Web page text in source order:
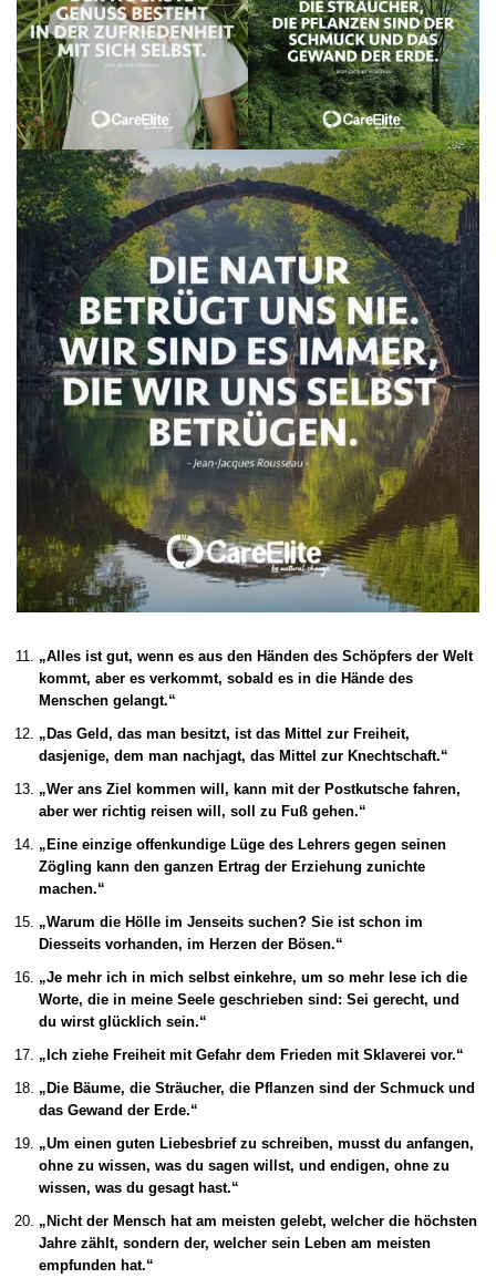
„Alles ist gut, wenn es aus den Händen des Schöpfers der Welt
kommt, aber es verkommt, sobald es in die Hände des
Menschen gelangt.“
„Das Geld, das man besitzt, ist das Mittel zur Freiheit,
dasjenige, dem man nachjagt, das Mittel zur Knechtschaft.“
„Wer ans Ziel kommen will, kann mit der Postkutsche fahren,
aber wer richtig reisen will, soll zu Fuß gehen.“
„Eine einzige offenkundige Lüge des Lehrers gegen seinen
Zögling kann den ganzen Ertrag der Erziehung zunichte
machen.“
„Warum die Hölle im Jenseits suchen? Sie ist schon im
Diesseits vorhanden, im Herzen der Bösen.“
„Je mehr ich in mich selbst einkehre, um so mehr lese ich die
Worte, die in meine Seele geschrieben sind: Sei gerecht, und
du wirst glücklich sein.“
„Ich ziehe Freiheit mit Gefahr dem Frieden mit Sklaverei vor.“
„Die Bäume, die Sträucher, die Pflanzen sind der Schmuck und
das Gewand der Erde.“
„Um einen guten Liebesbrief zu schreiben, musst du anfangen,
ohne zu wissen, was du sagen willst, und endigen, ohne zu
wissen, was du gesagt hast.“
„Nicht der Mensch hat am meisten gelebt, welcher die höchsten
Jahre zählt, sondern der, welcher sein Leben am meisten
empfunden hat.“